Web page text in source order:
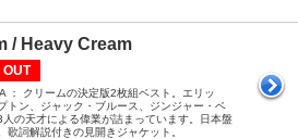
/ Heavy Cream
OUT
： クリームの決定版2枚組ベスト。エリッ
トン、ジャック・ブルース、ジンジャー・ベ
人の天才による偉業が詰まっています。日本盤
歌詞解説付きの見開きジャケット。